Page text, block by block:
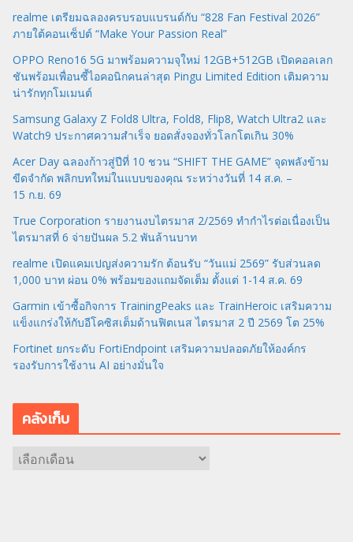
realme เตรียมฉลองครบรอบแบรนด์กับ “828 Fan Festival 2026”
ภายใต้คอนเซ็ปต์ “Make Your Passion Real”
OPPO Reno16 5G มาพร้อมความจุใหม่ 12GB+512GB เปิดคอลเลก
ชันพร้อมเพื่อนซี้ไอคอนิกคนล่าสุด Pingu Limited Edition เติมความ
น่ารักทุกโมเมนต์
Samsung Galaxy Z Fold8 Ultra, Fold8, Flip8, Watch Ultra2 และ
Watch9 ประกาศความสำเร็จ ยอดสั่งจองทั่วโลกโตเกิน 30%
Acer Day ฉลองก้าวสู่ปีที่ 10 ชวน “SHIFT THE GAME” จุดพลังข้าม
ขีดจำกัด พลิกบทใหม่ในแบบของคุณ ระหว่างวันที่ 14 ส.ค. –
15 ก.ย. 69
True Corporation รายงานงบไตรมาส 2/2569 ทำกำไรต่อเนื่องเป็น
ไตรมาสที่ 6 จ่ายปันผล 5.2 พันล้านบาท
realme เปิดแคมเปญส่งความรัก ต้อนรับ “วันแม่ 2569” รับส่วนลด
1,000 บาท ผ่อน 0% พร้อมของแถมจัดเต็ม ตั้งแต่ 1-14 ส.ค. 69
Garmin เข้าซื้อกิจการ TrainingPeaks และ TrainHeroic เสริมความ
แข็งแกร่งให้กับอีโคซิสเต็มด้านฟิตเนส ไตรมาส 2 ปี 2569 โต 25%
Fortinet ยกระดับ FortiEndpoint เสริมความปลอดภัยให้องค์กร
รองรับการใช้งาน AI อย่างมั่นใจ
คลังเก็บ